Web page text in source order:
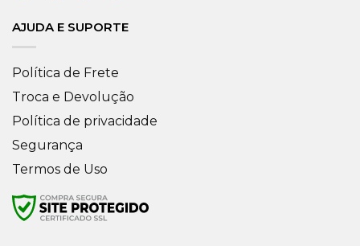
AJUDA E SUPORTE
Política de Frete
Troca e Devolução
Política de privacidade
Segurança
Termos de Uso